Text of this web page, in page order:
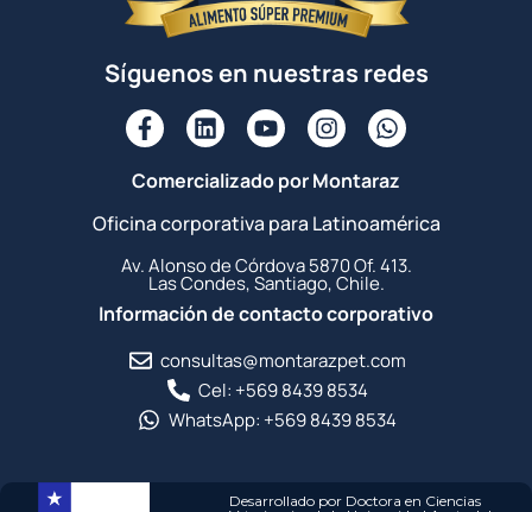
Comercializado por Montaraz
Oficina corporativa para Latinoamérica
Av. Alonso de Córdova 5870 Of. 413.
Las Condes, Santiago, Chile.
Síguenos en nuestras redes
Información de contacto corporativo
consultas@montarazpet.com
Cel: +569 8439 8534
WhatsApp: +569 8439 8534
Desarrollado por Doctora en Ciencias